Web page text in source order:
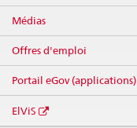
Médias
Offres d'emploi
Portail eGov (applications)
ElViS